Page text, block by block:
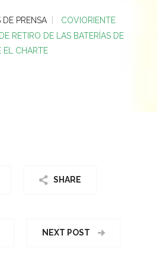
PRENSA
COVIORIENTE
RETIRO DE LAS BATERÍAS DE
EL CHARTE
SHARE
NEXT POST